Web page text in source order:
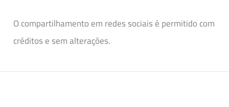
O compartilhamento em redes sociais é permitido com
créditos e sem alterações.